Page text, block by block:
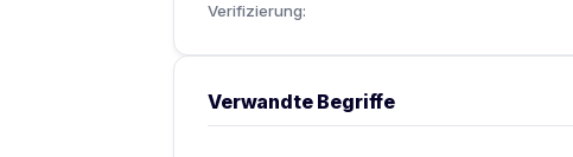
Verifizierung:
Verwandte Begriffe